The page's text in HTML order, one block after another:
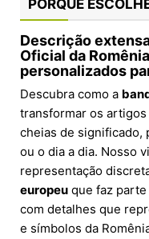
PORQUE
Descrição
Oficial da
personalizados
Descubra como a
transformar os
cheias de significado,
ou o dia a dia. Nosso
representação
europeu que faz parte
com detalhes que
e símbolos da